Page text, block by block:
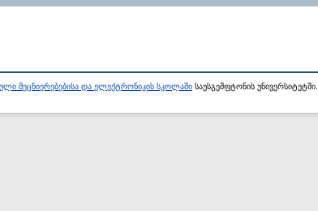
მეცნიერებებისა და ელექტრონიკის სკოლაში საუსგემფტონის უნივერსიტეტში.